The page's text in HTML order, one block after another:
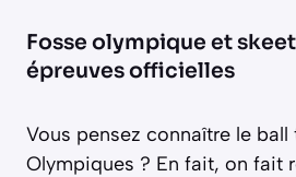
Fosse olympique et
épreuves officielles
Vous pensez connaître le ball
Olympiques ? En fait, on fait